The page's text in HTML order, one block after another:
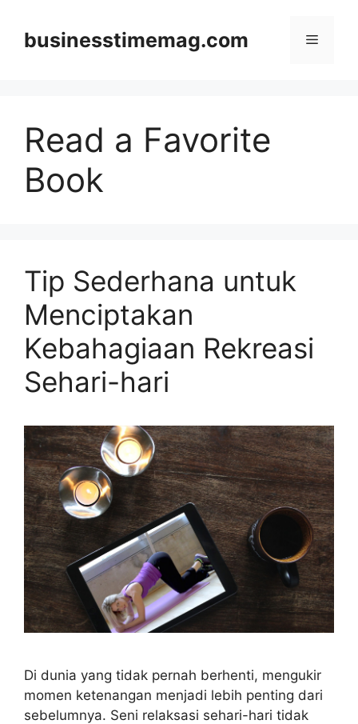
contentbusinesstimemag.com Menu
Read a Favorite
Book
Tip Sederhana untuk
Menciptakan
Kebahagiaan Rekreasi
Sehari-hari
Di dunia yang tidak pernah berhenti, mengukir
momen ketenangan menjadi lebih penting dari
sebelumnya. Seni relaksasi sehari-hari tidak